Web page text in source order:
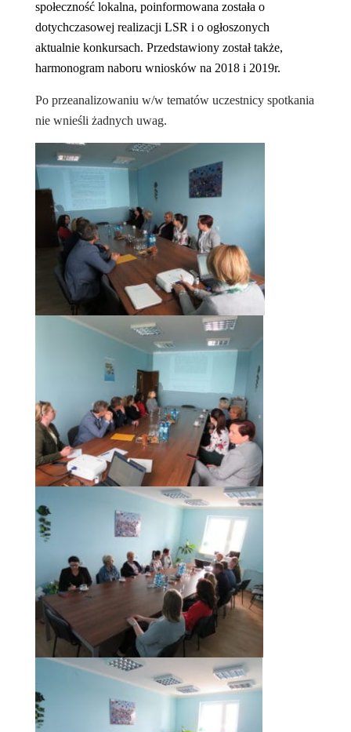
społeczność lokalna, poinformowana została o
dotychczasowej realizacji LSR i o ogłoszonych
aktualnie konkursach. Przedstawionyzostał także,
harmonogram naboru wniosków na 2018 i 2019r.
Po przeanalizowaniu w/w tematów uczestnicy spotkania
nie wnieśli żadnych uwag.